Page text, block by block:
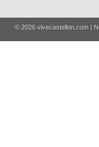
© 2026 vivecastellon.com |